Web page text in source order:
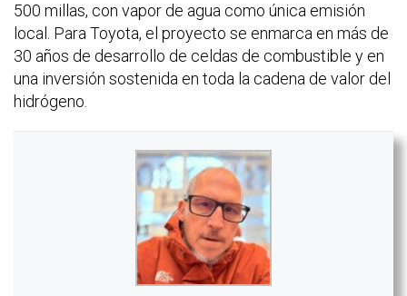
500 millas, con vapor de agua como única emisión
local. Para Toyota, el proyecto se enmarca en más de
30 años de desarrollo de celdas de combustible y en
una inversión sostenida en toda la cadena de valor del
hidrógeno.